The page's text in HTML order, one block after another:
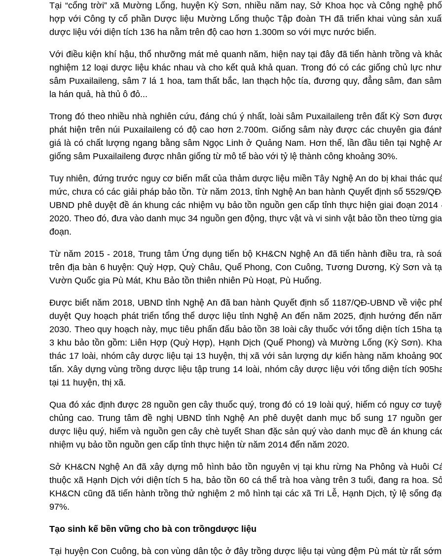
Tại “cổng trời” xã Mường Lống, huyện Kỳ Sơn, nhiều năm nay, Sở Khoa học và Công nghệ
hợp với Công ty cổ phần Dược liệu Mường Lống thuộc Tập đoàn TH đã triển khai vùng sản
dược liệu với diện tích 136 ha nằm trên độ cao hơn 1.300m so với mực nước biển.
Với điều kiện khí hậu, thổ nhưỡng mát mẻ quanh năm, hiện nay tại đây đã tiến hành trồng và
nghiệm 12 loại dược liệu khác nhau và cho kết quả khả quan. Trong đó có các giống chủ lực
sâm Puxailaileng, sâm 7 lá 1 hoa, tam thất bắc, lan thạch hộc tía, đương quy, đẳng sâm, đan
la hán quả, hà thủ ô đỏ...
Trong đó theo nhiều nhà nghiên cứu, đáng chú ý nhất, loài sâm Puxailaileng trên đất Kỳ Sơn
phát hiện trên núi Puxailaileng có độ cao hơn 2.700m. Giống sâm này được các chuyên gia
giá là có chất lượng ngang bằng sâm Ngọc Linh ở Quảng Nam. Hơn thế, lần đầu tiên tại Nghệ
giống sâm Puxailaileng được nhân giống từ mô tế bào với tỷ lệ thành công khoảng 30%.
Tuy nhiên, đứng trước nguy cơ biến mất của thảm dược liệu miền Tây Nghệ An do bị khai thác
mức, chưa có các giải pháp bảo tồn. Từ năm 2013, tỉnh Nghệ An ban hành Quyết định số 5529/
UBND phê duyệt đề án khung các nhiệm vụ bảo tồn nguồn gen cấp tỉnh thực hiện giai đoạn 2014
2020. Theo đó, đưa vào danh mục 34 nguồn gen động, thực vật và vi sinh vật bảo tồn theo từng
đoạn.
Từ năm 2015 - 2018, Trung tâm Ứng dụng tiến bộ KH&CN Nghệ An đã tiến hành điều tra, rà
trên địa bàn 6 huyện: Quỳ Hợp, Quỳ Châu, Quế Phong, Con Cuông, Tương Dương, Kỳ Sơn và
Vườn Quốc gia Pù Mát, Khu Bảo tồn thiên nhiên Pù Hoạt, Pù Huống.
Được biết năm 2018, UBND tỉnh Nghệ An đã ban hành Quyết định số 1187/QĐ-UBND về việc
duyệt Quy hoạch phát triển tổng thể dược liệu tỉnh Nghệ An đến năm 2025, định hướng đến
2030. Theo quy hoạch này, mục tiêu phấn đấu bảo tồn 38 loài cây thuốc với tổng diện tích 15ha
3 khu bảo tồn gồm: Liên Hợp (Quỳ Hợp), Hạnh Dịch (Quế Phong) và Mường Lống (Kỳ Sơn).
thác 17 loài, nhóm cây dược liệu tại 13 huyện, thị xã với sản lượng dự kiến hàng năm khoảng
tấn. Xây dựng vùng trồng dược liệu tập trung 14 loài, nhóm cây dược liệu với tổng diện tích
tại 11 huyện, thị xã.
Qua đó xác định được 28 nguồn gen cây thuốc quý, trong đó có 19 loài quý, hiếm có nguy cơ
chủng cao. Trung tâm đề nghị UBND tỉnh Nghệ An phê duyệt danh mục bổ sung 17 nguồn
dược liệu quý, hiếm và nguồn gen cây chè tuyết Shan đặc sản quý vào danh mục đề án khung
nhiệm vụ bảo tồn nguồn gen cấp tỉnh thực hiện từ năm 2014 đến năm 2020.
Sở KH&CN Nghệ An đã xây dựng mô hình bảo tồn nguyên vị tại khu rừng Na Phông và Huôi
thuộc xã Hạnh Dịch với diện tích 5 ha, bảo tồn 60 cá thể trà hoa vàng trên 3 tuổi, đang ra hoa.
KH&CN cũng đã tiến hành trồng thử nghiệm 2 mô hình tại các xã Tri Lễ, Hạnh Dịch, tỷ lệ sống
97%.
Tạo sinh kế bền vững cho bà con trồngdược liệu
Tại huyện Con Cuông, bà con vùng dân tộc ở đây trồng dược liệu tại vùng đệm Pù mát từ rất